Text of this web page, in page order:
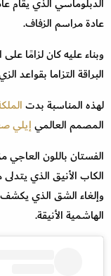
عادة مراسم الزفاف.
وبناء عليه كان لزامًا
البراقة التزاما بقواعد
لهذه المناسبة بدت
المصمم العالميإيلي
الفستان باللون
الكاب الأنيق الذي
وإلغاء الشق الذي
الهاشمية الأنيقة.